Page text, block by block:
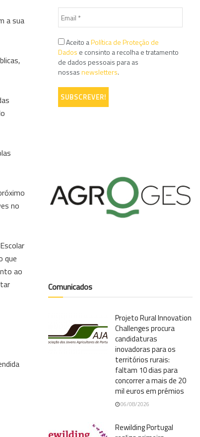
a sua
no
que
ao
Aceito aPolítica de Proteção de
Dados e consinto a recolha e tratamento
de dados pessoais para as
nossasnewsletters.
Comunicados
Projeto Rural Innovation
Challenges procura
candidaturas
inovadoras para os
territórios rurais:
faltam 10 dias para
concorrer a mais de 20
mil euros em prémios
06/08/2026
Rewilding Portugal